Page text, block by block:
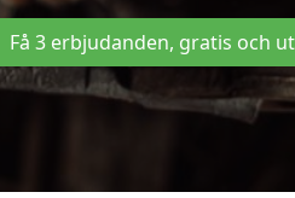
Få 3 erbjudanden, gratis och